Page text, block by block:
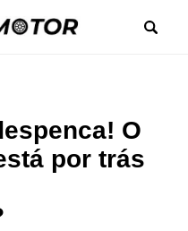
O
por trás